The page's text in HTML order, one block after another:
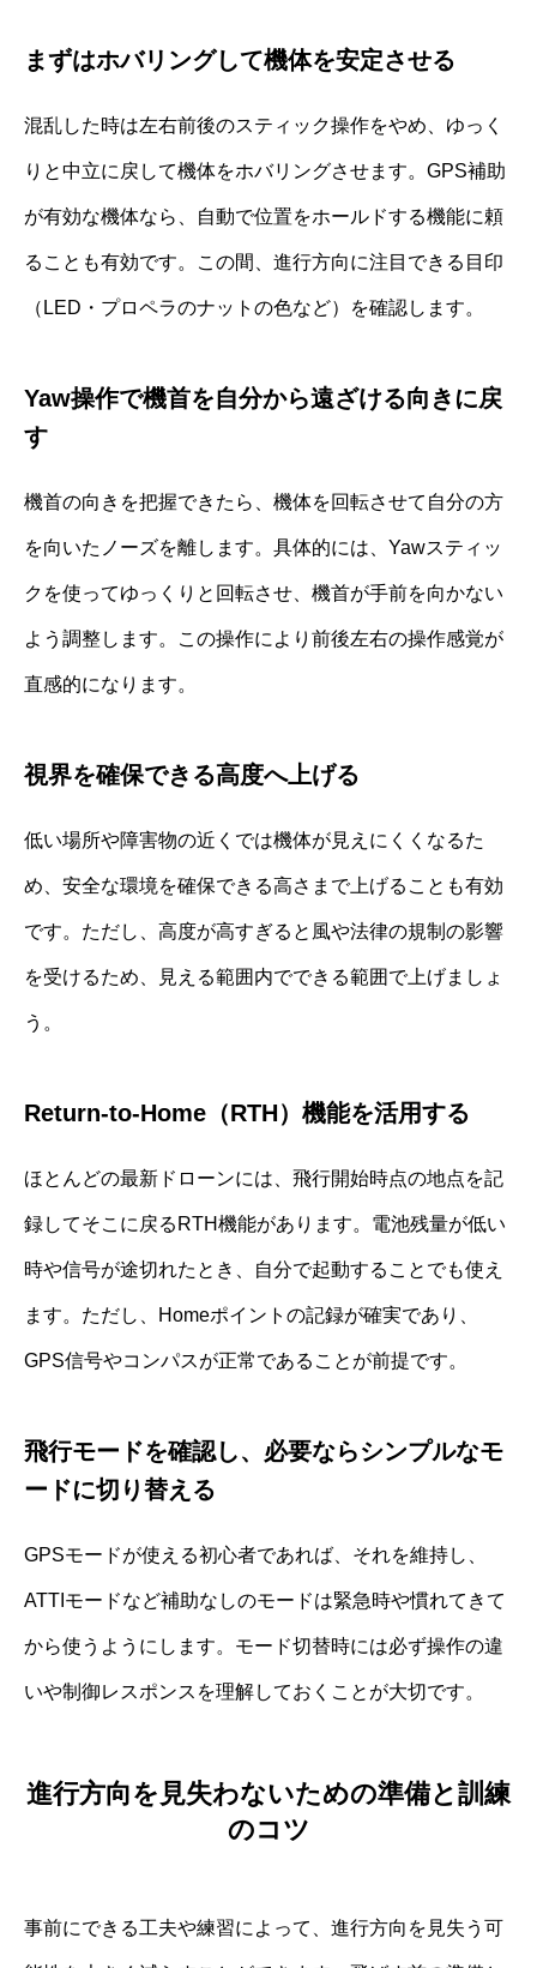
まずはホバリングして機体を安定させる
混乱した時は左右前後のスティック操作をやめ、ゆっく
りと中立に戻して機体をホバリングさせます。GPS補助
が有効な機体なら、自動で位置をホールドする機能に頼
ることも有効です。この間、進行方向に注目できる目印
（LED・プロペラのナットの色など）を確認します。
Yaw操作で機首を自分から遠ざける向きに戻
す
機首の向きを把握できたら、機体を回転させて自分の方
を向いたノーズを離します。具体的には、Yawスティッ
クを使ってゆっくりと回転させ、機首が手前を向かない
よう調整します。この操作により前後左右の操作感覚が
直感的になります。
視界を確保できる高度へ上げる
低い場所や障害物の近くでは機体が見えにくくなるた
め、安全な環境を確保できる高さまで上げることも有効
です。ただし、高度が高すぎると風や法律の規制の影響
を受けるため、見える範囲内でできる範囲で上げましょ
う。
Return-to-Home（RTH）機能を活用する
ほとんどの最新ドローンには、飛行開始時点の地点を記
録してそこに戻るRTH機能があります。電池残量が低い
時や信号が途切れたとき、自分で起動することでも使え
ます。ただし、Homeポイントの記録が確実であり、
GPS信号やコンパスが正常であることが前提です。
飛行モードを確認し、必要ならシンプルなモ
ードに切り替える
GPSモードが使える初心者であれば、それを維持し、
ATTIモードなど補助なしのモードは緊急時や慣れてきて
から使うようにします。モード切替時には必ず操作の違
いや制御レスポンスを理解しておくことが大切です。
進行方向を見失わないための準備と訓練
のコツ
事前にできる工夫や練習によって、進行方向を見失う可